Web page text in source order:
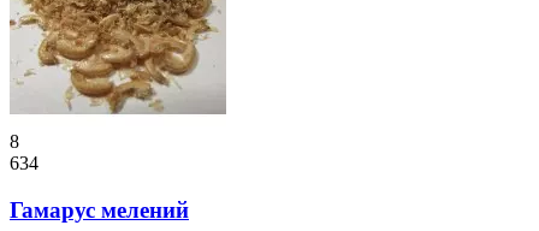
8
634
Гамарус мелений